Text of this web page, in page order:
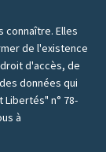
connaître. Elles
de l'existence
d'accès, de
données qui
Libertés" n° 78-
à